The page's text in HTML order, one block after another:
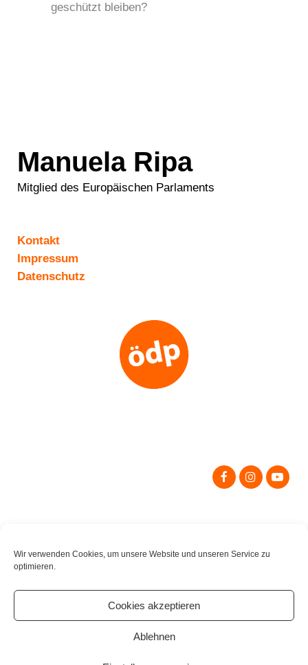
Wir verwenden Cookies, um unsere Website und unseren Service zu
optimieren.
Cookies akzeptieren
Ablehnen
geschützt bleiben?
Manuela Ripa
Mitglied des Europäischen Parlaments
Kontakt
Impressum
Datenschutz